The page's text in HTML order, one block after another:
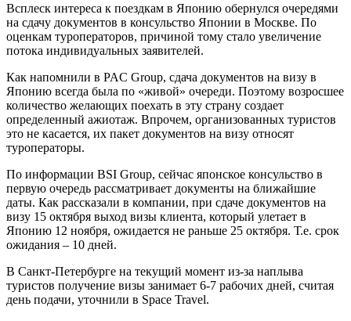
Всплеск интереса к поездкам в Японию обернулся очередями
на сдачу документов в консульство Японии в Москве. По
оценкам туроператоров, причиной тому стало увеличение
потока индивидуальных заявителей.
Как напомнили в PAC Group, сдача документов на визу в
Японию всегда была по «живой» очереди. Поэтому возросшее
количество желающих поехать в эту страну создает
определенный ажиотаж. Впрочем, организованных туристов
это не касается, их пакет документов на визу относят
туроператоры.
По информации BSI Group, сейчас японское консульство в
первую очередь рассматривает документы на ближайшие
даты. Как рассказали в компании, при сдаче документов на
визу 15 октября выход визы клиента, который улетает в
Японию 12 ноября, ожидается не раньше 25 октября. Т.е. срок
ожидания – 10 дней.
В Санкт-Петербурге на текущий момент из-за наплыва
туристов получение визы занимает 6-7 рабочих дней, считая
день подачи, уточнили в Space Travel.